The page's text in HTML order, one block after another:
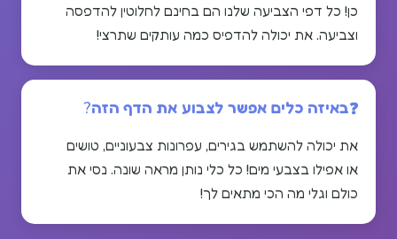
כן! כל דפי הצביעה שלנו הם בחינם לחלוטין להדפסה
וצביעה. את יכולה להדפיס כמה עותקים שתרצי!
באיזה כלים אפשר לצבוע את הדף הזה?
את יכולה להשתמש בגירים, עפרונות צבעוניים, טושים
או אפילו בצבעי מים! כל כלי נותן מראה שונה. נסי את
כולם וגלי מה הכי מתאים לך!